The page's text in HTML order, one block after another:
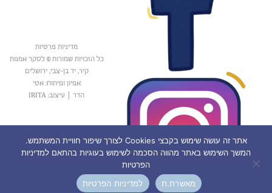
מדיניות פרטיות
כל הזכויות שמורות © לסקר אמנות
קיר, יד בן-צבי, ירושלים
אפיון ופיתוח: אטי
הדר
עיצוב: IRITA
אתר זה עושה שימוש בקבצי Cookies לצורך שיפור חוויית המשתמש.
המשך השימוש באתר מהווה הסכמה לשימוש בעוגיות בהתאם למדיניות
הפרטיות
מאשרת.ת
למדיניות הפרטיות